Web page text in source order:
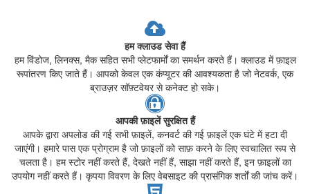
हम क्लाउड सेवा हैं
हम विंडोज, लिनक्स, मैक सहित सभी प्लेटफार्मों का समर्थन करते हैं। क्लाउड में फ़ाइल
रूपांतरण किए जाते हैं। आपको केवल एक कंप्यूटर की आवश्यकता है जो नेटवर्क, एक
ब्राउज़र सॉफ़्टवेयर से कनेक्ट हो सके।
आपकी फ़ाइलें सुरक्षित हैं
आपके द्वारा अपलोड की गई सभी फ़ाइलें, कनवर्ट की गई फ़ाइलें एक घंटे में हटा दी
जाएंगी। हमारे पास एक प्रोग्राम है जो फ़ाइलों को साफ़ करने के लिए स्वचालित रूप से
चलता है। हम स्टोर नहीं करते हैं, देखते नहीं हैं, साझा नहीं करते हैं, इन फ़ाइलों का
उपयोग नहीं करते हैं। कृपया विवरण के लिए वेबसाइट की प्रासंगिक शर्तों की जांच करें।